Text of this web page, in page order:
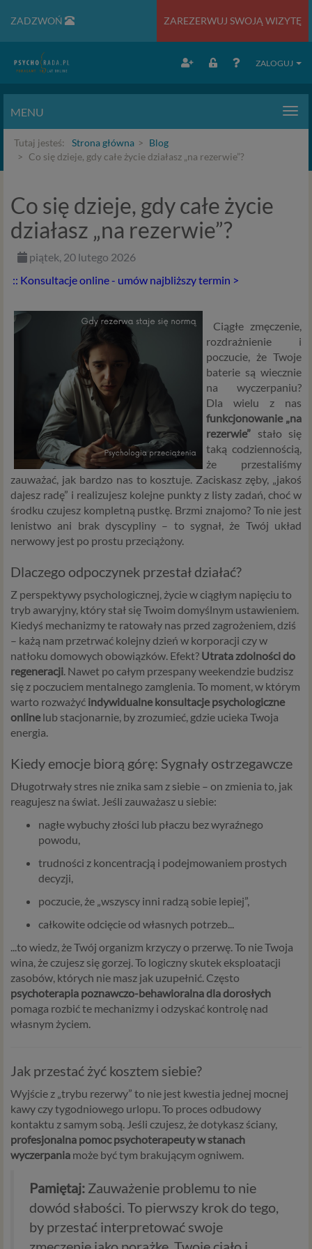
ZADZWOŃ ZAREZERWUJ SWOJĄ WIZYTĘ
ZALOGUJ
MENU
Tutaj jesteś: Strona główna
Blog
Co się dzieje, gdy całe życie działasz „na rezerwie”?
Co się dzieje, gdy całe życie
działasz „na rezerwie”?
piątek, 20 lutego 2026
:: Konsultacje online - umów najbliższy termin >
Ciągłe zmęczenie,
rozdrażnienie i
poczucie, że Twoje
baterie są wiecznie
na wyczerpaniu?
Dla wielu z nas
funkcjonowanie „na
rezerwie” stało się
taką codziennością,
że przestaliśmy
zauważać, jak bardzo nas to kosztuje. Zaciskasz zęby, „jakoś
dajesz radę” i realizujesz kolejne punkty z listy zadań, choć w
środku czujesz kompletną pustkę. Brzmi znajomo? To nie jest
lenistwo ani brak dyscypliny – to sygnał, że Twój układ
nerwowy jest po prostu przeciążony.
Dlaczego odpoczynek przestał działać?
Z perspektywy psychologicznej, życie w ciągłym napięciu to
tryb awaryjny, który stał się Twoim domyślnym ustawieniem.
Kiedyś mechanizmy te ratowały nas przed zagrożeniem, dziś
– każą nam przetrwać kolejny dzień w korporacji czy w
natłoku domowych obowiązków. Efekt? Utrata zdolności do
regeneracji. Nawet po całym przespany weekendzie budzisz
się z poczuciem mentalnego zamglenia. To moment, w którym
warto rozważyć indywidualne konsultacje psychologiczne
onlinelub stacjonarnie, by zrozumieć, gdzie ucieka Twoja
energia.
Kiedy emocje biorą górę: Sygnały ostrzegawcze
Długotrwały stres nie znika sam z siebie – on zmienia to, jak
reagujesz na świat. Jeśli zauważasz u siebie:
nagłe wybuchy złości lub płaczu bez wyraźnego
powodu,
trudności z koncentracją i podejmowaniem prostych
decyzji,
poczucie, że „wszyscy inni radzą sobie lepiej”,
całkowite odcięcie od własnych potrzeb...
...to wiedz, że Twój organizm krzyczy o przerwę. To nie Twoja
wina, że czujesz się gorzej. To logiczny skutek eksploatacji
zasobów, których nie masz jak uzupełnić. Często
psychoterapia poznawczo-behawioralna dla dorosłych
pomaga rozbić te mechanizmy i odzyskać kontrolę nad
własnym życiem.
Jak przestać żyć kosztem siebie?
Wyjście z „trybu rezerwy” to nie jest kwestia jednej mocnej
kawy czy tygodniowego urlopu. To proces odbudowy
kontaktu z samym sobą. Jeśli czujesz, że dotykasz ściany,
profesjonalna pomoc psychoterapeuty w stanach
wyczerpania może być tym brakującym ogniwem.
Pamiętaj: Zauważenie problemu to nie
dowód słabości. To pierwszy krok do tego,
by przestać interpretować swoje